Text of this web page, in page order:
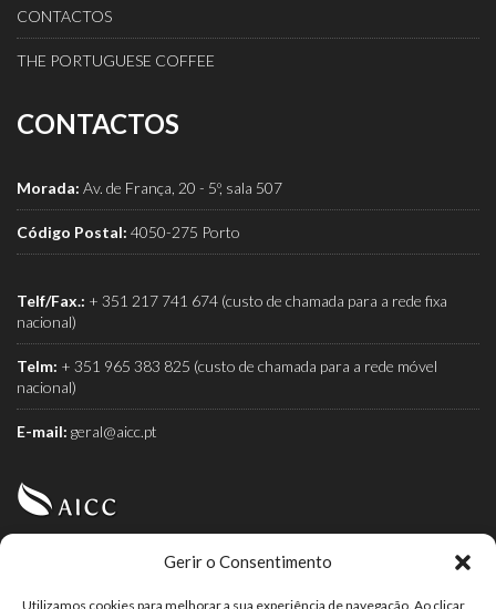
Gerir o Consentimento
Utilizamos cookies para melhorar a sua experiência de navegação. Ao clicar
CONTACTOS
THE PORTUGUESE COFFEE
CONTACTOS
Morada: Av. de França, 20 - 5º, sala 507
Código Postal: 4050-275 Porto
Telf/Fax.: + 351 217 741 674 (custo de chamada para a rede fixa
nacional)
Telm: + 351 965 383 825 (custo de chamada para a rede móvel
nacional)
E-mail: geral@aicc.pt
AICC (Associação Industrial e Comercial do Café) é a
associação dos torrefactores de café.